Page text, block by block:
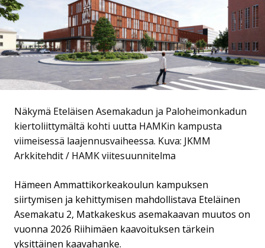
Näkymä Eteläisen Asemakadun ja Paloheimonkadun
kiertoliittymältä kohti uutta HAMKin kampusta
viimeisessä laajennusvaiheessa. Kuva: JKMM
Arkkitehdit / HAMK viitesuunnitelma
Hämeen Ammattikorkeakoulun kampuksen
siirtymisen ja kehittymisen mahdollistava Eteläinen
Asemakatu 2, Matkakeskus asemakaavan muutos on
vuonna 2026 Riihimäen kaavoituksen tärkein
yksittäinen kaavahanke.